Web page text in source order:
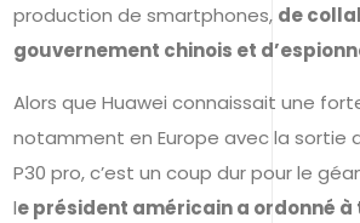
production de smartphones, de
gouvernement chinois et
Alors que Huawei connaissait une
notamment en Europe avec la sortie
P30 pro, c’est un coup dur pour le
le président américain a ordonné à